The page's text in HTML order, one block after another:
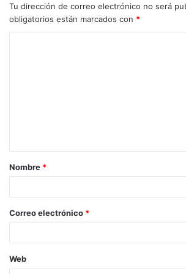
Tu dirección de correo electrónico no será
obligatorios están marcados con *
Nombre *
Correo electrónico *
Web